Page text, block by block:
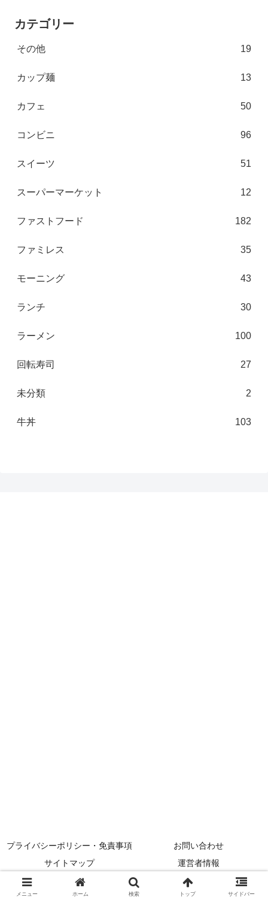
カテゴリー
その他 19
カップ麺 13
カフェ 50
コンビニ 96
スイーツ 51
スーパーマーケット 12
ファストフード 182
ファミレス 35
モーニング 43
ランチ 30
ラーメン 100
回転寿司 27
未分類 2
牛丼 103
プライバシーポリシー・免責事項
お問い合わせ
サイトマップ
運営者情報
© 2024 メニューの達人.
メニュー ホーム 検索 トップ サイドバー